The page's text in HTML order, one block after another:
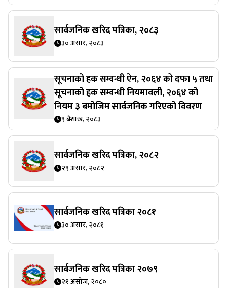
सार्वजनिक खरिद पत्रिका, २०८३
३० असार, २०८३
सूचनाको हक सम्वन्धी ऐन, २०६४ को दफा ५ तथा
सूचनाको हक सम्वन्धी नियमावली, २०६४ को
नियम ३ बमोजिम सार्वजनिक गरिएको विवरण
९ बैशाख, २०८३
सार्वजनिक खरिद पत्रिका, २०८२
२९ असार, २०८२
सार्वजनिक खरिद पत्रिका २०८१
३० असार, २०८१
सार्बजनिक खरिद पत्रिका २०७९
२१ असोज, २०८०